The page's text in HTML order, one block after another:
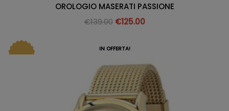
OROLOGIO MASERATI PASSIONE
€139.00 €125.00
IN OFFERTA!